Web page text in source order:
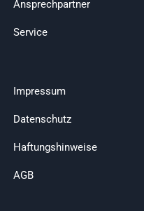
Ansprechpartner
Service
Impressum
Datenschutz
Haftungshinweise
AGB